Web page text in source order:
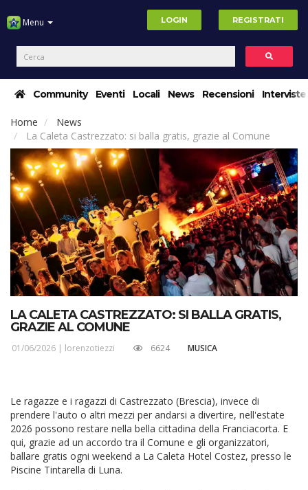
Menu LOGIN REGISTRATI
Community Eventi Locali News Recensioni Interviste
Home
News
La Caleta Castrezzato: si balla gratis, grazie al Comune
LA CALETA CASTREZZATO: SI BALLA GRATIS,
GRAZIE AL COMUNE
01/06/2026 | lorenzotiezzi 6624 MUSICA
Le ragazze e i ragazzi di Castrezzato (Brescia), invece di
prendere l'auto o altri mezzi per andarsi a divertire, nell'estate
2026 possono restare nella bella cittadina della Franciacorta. E
qui, grazie ad un accordo tra il Comune e gli organizzatori,
ballare gratis ogni weekend a La Caleta Hotel Costez, presso le
Piscine Tintarella di Luna.